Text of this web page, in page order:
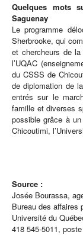
Quelques mots
Saguenay
Le programme
Sherbrooke, qui
et chercheurs de
l’UQAC
du CSSS de
de diplomation de
entrés sur le
famille et diverses
possible grâce à
Chicoutimi,
Source :
Josée Bourassa,
Bureau des affaires
Université du
418 545-5011,